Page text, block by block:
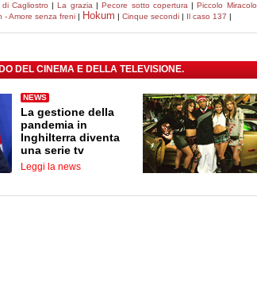
Cagliostro |La grazia |Pecore sotto copertura |Piccolo Miracolo
- Amore senza freni | Hokum | Cinque secondi | Il caso 137 |
DEL CINEMA E DELLA TELEVISIONE.
NEWS
La gestione della
pandemia in
Inghilterra diventa
una serie tv
Leggi la news